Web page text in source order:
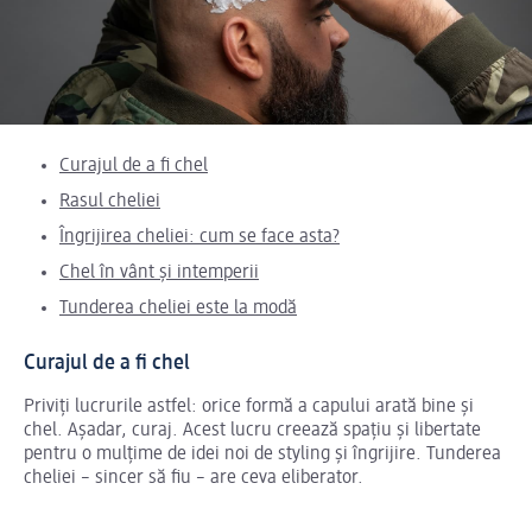
Curajul de a fi chel
Rasul cheliei
Îngrijirea cheliei: cum se face asta?
Chel în vânt și intemperii
Tunderea cheliei este la modă
Curajul de a fi chel
Priviți lucrurile astfel: orice formă a capului arată bine și
chel. Așadar, curaj. Acest lucru creează spațiu și libertate
pentru o mulțime de idei noi de styling și îngrijire. Tunderea
cheliei – sincer să fiu – are ceva eliberator.